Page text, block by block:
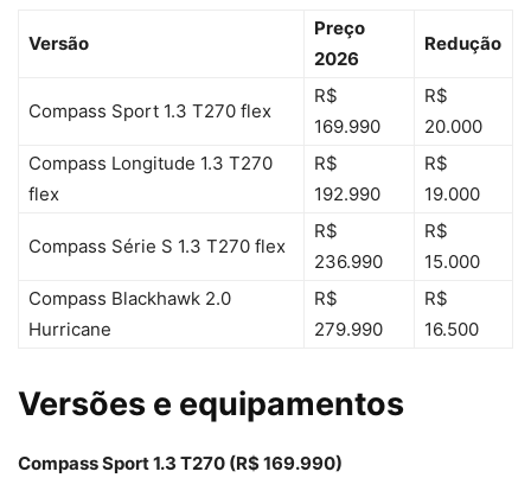
Versão
Preço
2026
Redução
Compass Sport 1.3 T270 flex
R$
169.990
R$
20.000
Compass Longitude 1.3 T270
flex
R$
192.990
R$
19.000
Compass Série S 1.3 T270 flex
R$
236.990
R$
15.000
Compass Blackhawk 2.0
Hurricane
R$
279.990
R$
16.500
Versões e equipamentos
Compass Sport 1.3 T270 (R$ 169.990)